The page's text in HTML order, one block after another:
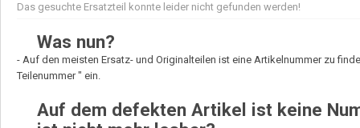
Das gesuchte Ersatzteil konnte leider nicht gefunden werden!
Was nun?
- Auf den meisten Ersatz- und Originalteilen ist eine Artikelnummer zu
Teilenummer " ein.
Auf dem defekten Artikel ist keine